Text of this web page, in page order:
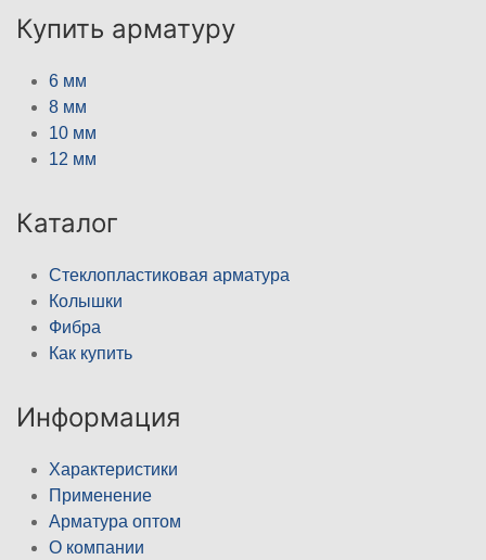
Купить арматуру
6 мм
8 мм
10 мм
12 мм
Каталог
Стеклопластиковая арматура
Колышки
Фибра
Как купить
Информация
Характеристики
Применение
Арматура оптом
О компании